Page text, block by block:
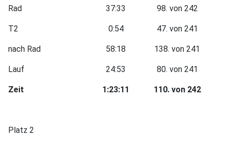
Rad 37:33 98. von 242
T2 0:54 47. von 241
nach Rad 58:18 138. von 241
Lauf 24:53 80. von 241
Zeit 1:23:11 110. von 242
Platz 2